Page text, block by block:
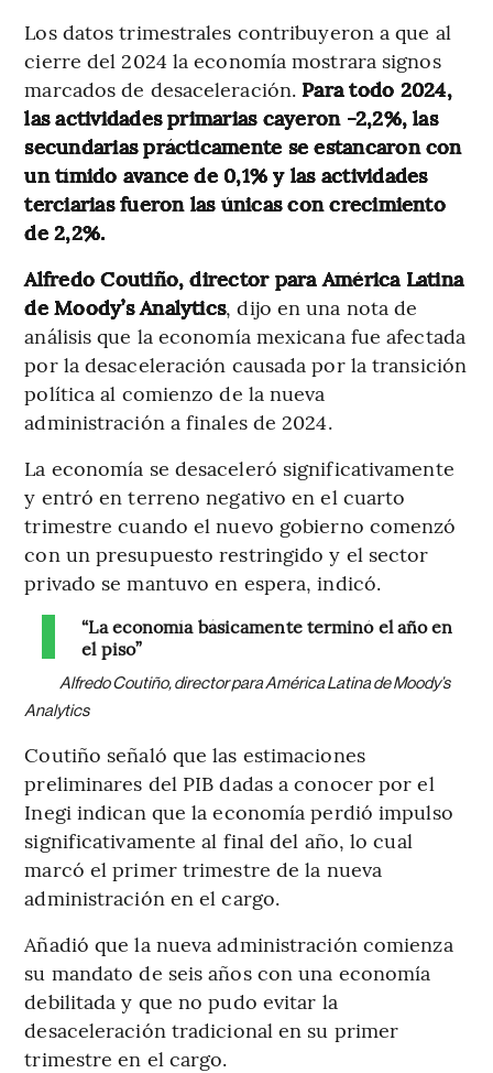
Los datos trimestrales contribuyeron a que al
cierre del 2024 la economía mostrara signos
marcados de desaceleración. Para todo 2024,
las actividades primarias cayeron -2,2%, las
secundarias prácticamente se estancaron con
un tímido avance de 0,1% y las actividades
terciarias fueron las únicas con crecimiento
de 2,2%.
Alfredo Coutiño, director para América Latina
de Moody’s Analytics, dijo en una nota de
análisis que la economía mexicana fue afectada
por la desaceleración causada por la transición
política al comienzo de la nueva
administración a finales de 2024.
La economía se desaceleró significativamente
y entró en terreno negativo en el cuarto
trimestre cuando el nuevo gobierno comenzó
con un presupuesto restringido y el sector
privado se mantuvo en espera, indicó.
“La economía básicamente terminó el año en
el piso”
Alfredo Coutiño, director para América Latina de Moody’s
Analytics
Coutiño señaló que las estimaciones
preliminares del PIB dadas a conocer por el
Inegi indican que la economía perdió impulso
significativamente al final del año, lo cual
marcó el primer trimestre de la nueva
administración en el cargo.
Añadió que la nueva administración comienza
su mandato de seis años con una economía
debilitada y que no pudo evitar la
desaceleración tradicional en su primer
trimestre en el cargo.